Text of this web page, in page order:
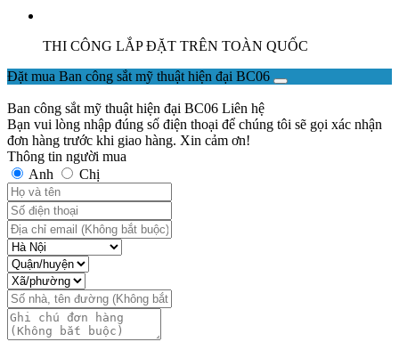
THI CÔNG LẮP ĐẶT TRÊN TOÀN QUỐC
Đặt mua Ban công sắt mỹ thuật hiện đại BC06
Ban công sắt mỹ thuật hiện đại BC06 Liên hệ
Bạn vui lòng nhập đúng số điện thoại để chúng tôi sẽ gọi xác nhận
đơn hàng trước khi giao hàng. Xin cảm ơn!
Thông tin người mua
Anh
Chị